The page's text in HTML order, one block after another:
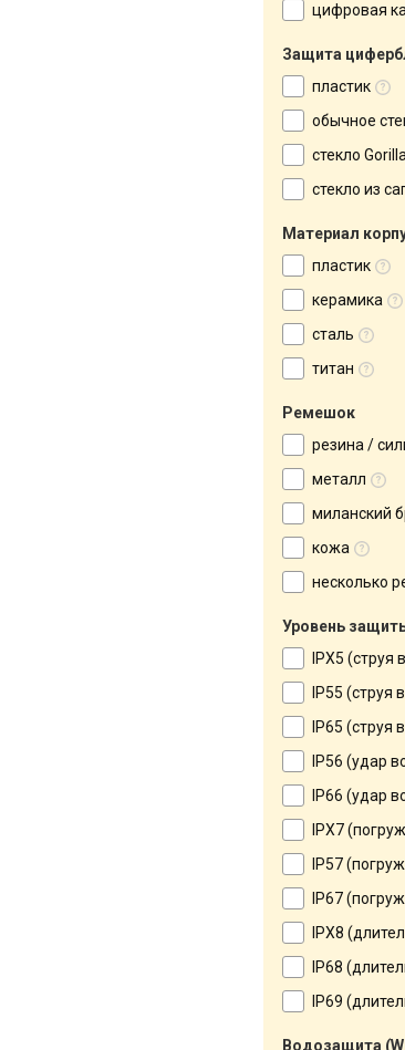
цифровая
Защита
пластик
обычное
стекло
стекло из
Материал
пластик
керамика
сталь
титан
Ремешок
резина /
металл
миланский
кожа
несколько
Уровень
IPX5 (струя
IP55 (струя
IP65 (струя
IP56 (удар
IP66 (удар
IPX7
IP57
IP67
IPX8
IP68
IP69
Водозащита